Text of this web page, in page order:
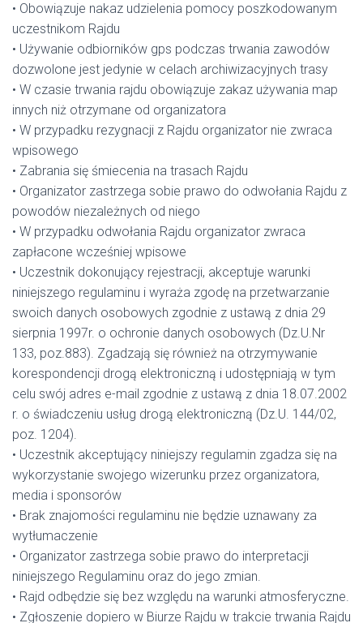
• Obowiązuje nakaz udzielenia pomocy poszkodowanym
uczestnikom Rajdu
• Używanie odbiorników gps podczas trwania zawodów
dozwolone jest jedynie w celach archiwizacyjnych trasy
• W czasie trwania rajdu obowiązuje zakaz używania map
innych niż otrzymane od organizatora
• W przypadku rezygnacji z Rajdu organizator nie zwraca
wpisowego
• Zabrania się śmiecenia na trasach Rajdu
• Organizator zastrzega sobie prawo do odwołania Rajdu z
powodów niezależnych od niego
• W przypadku odwołania Rajdu organizator zwraca
zapłacone wcześniej wpisowe
• Uczestnik dokonujący rejestracji, akceptuje warunki
niniejszego regulaminu i wyraża zgodę na przetwarzanie
swoich danych osobowych zgodnie z ustawą z dnia 29
sierpnia 1997r. o ochronie danych osobowych (Dz.U.Nr
133, poz.883). Zgadzają się również na otrzymywanie
korespondencji drogą elektroniczną i udostępniają w tym
celu swój adres e-mail zgodnie z ustawą z dnia 18.07.2002
r. o świadczeniu usług drogą elektroniczną (Dz.U. 144/02,
poz. 1204).
• Uczestnik akceptujący niniejszy regulamin zgadza się na
wykorzystanie swojego wizerunku przez organizatora,
media i sponsorów
• Brak znajomości regulaminu nie będzie uznawany za
wytłumaczenie
• Organizator zastrzega sobie prawo do interpretacji
niniejszego Regulaminu oraz do jego zmian.
• Rajd odbędzie się bez względu na warunki atmosferyczne.
• Zgłoszenie dopiero w Biurze Rajdu w trakcie trwania Rajdu